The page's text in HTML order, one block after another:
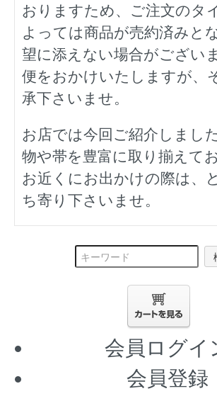
おりますため、ご注文のタ
よっては商品が売約済みと
望に添えない場合がござい
便をおかけいたしますが、
承下さいませ。
お店では今回ご紹介しまし
物や帯を豊富に取り揃えて
お近くにお出かけの際は、
ち寄り下さいませ。
会員ログイ
会員登録